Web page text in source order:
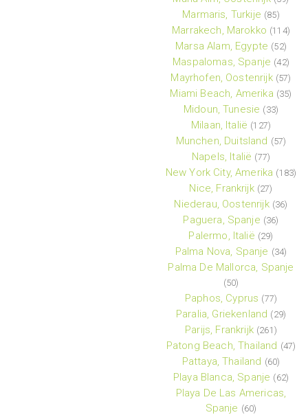
Marmaris, Turkije (85)
Marrakech, Marokko (114)
Marsa Alam, Egypte (52)
Maspalomas, Spanje (42)
Mayrhofen, Oostenrijk (57)
Miami Beach, Amerika (35)
Midoun, Tunesie (33)
Milaan, Italië (127)
Munchen, Duitsland (57)
Napels, Italië (77)
New York City, Amerika (183)
Nice, Frankrijk (27)
Niederau, Oostenrijk (36)
Paguera, Spanje (36)
Palermo, Italië (29)
Palma Nova, Spanje (34)
Palma De Mallorca, Spanje
(50)
Paphos, Cyprus (77)
Paralia, Griekenland (29)
Parijs, Frankrijk (261)
Patong Beach, Thailand (47)
Pattaya, Thailand (60)
Playa Blanca, Spanje (62)
Playa De Las Americas,
Spanje (60)